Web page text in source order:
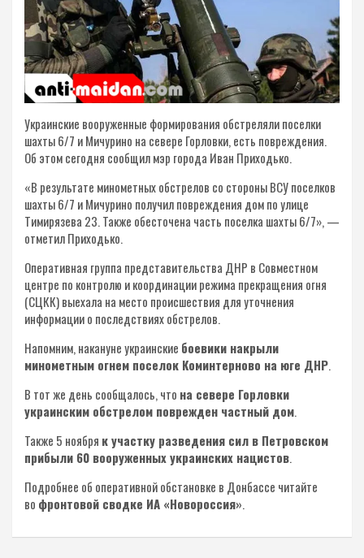
Украинские вооруженные формирования обстреляли поселки
шахты 6/7 и Мичурино на севере Горловки, есть повреждения.
Об этом сегодня сообщил мэр города Иван Приходько.
«В результате минометных обстрелов со стороны ВСУ поселков
шахты 6/7 и Мичурино получил повреждения дом по улице
Тимирязева 23. Также обесточена часть поселка шахты 6/7», —
отметил Приходько.
Оперативная группа представительства ДНР в Совместном
центре по контролю и координации режима прекращения огня
(СЦКК) выехала на место происшествия для уточнения
информации о последствиях обстрелов.
Напомним, накануне украинские боевики накрыли
минометным огнем поселок Коминтерново на юге ДНР.
В тот же день сообщалось, что на севере Горловки
украинским обстрелом поврежден частный дом.
Также 5 ноября к участку разведения сил в Петровском
прибыли 60 вооруженных украинских нацистов.
Подробнее об оперативной обстановке в Донбассе читайте
во фронтовой сводке ИА «Новороссия».